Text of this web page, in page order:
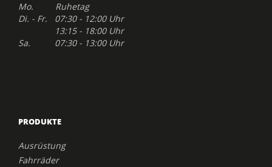
Mo. Ruhetag
Di. - Fr. 07:30 - 12:00 Uhr
13:15 - 18:00 Uhr
Sa. 07:30 - 13:00 Uhr
PRODUKTE
Ausrüstung
Fahrräder